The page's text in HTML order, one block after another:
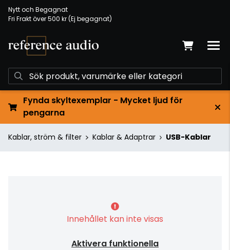
Nytt och Begagnat
Fri Frakt över 500 kr (Ej begagnat)
Fynda skyltexemplar - Mycket ljud för
pengarna
Kablar, ström & filter Kablar & Adaptrar USB-Kablar
Innehållet kan inte visas
Aktivera funktionella